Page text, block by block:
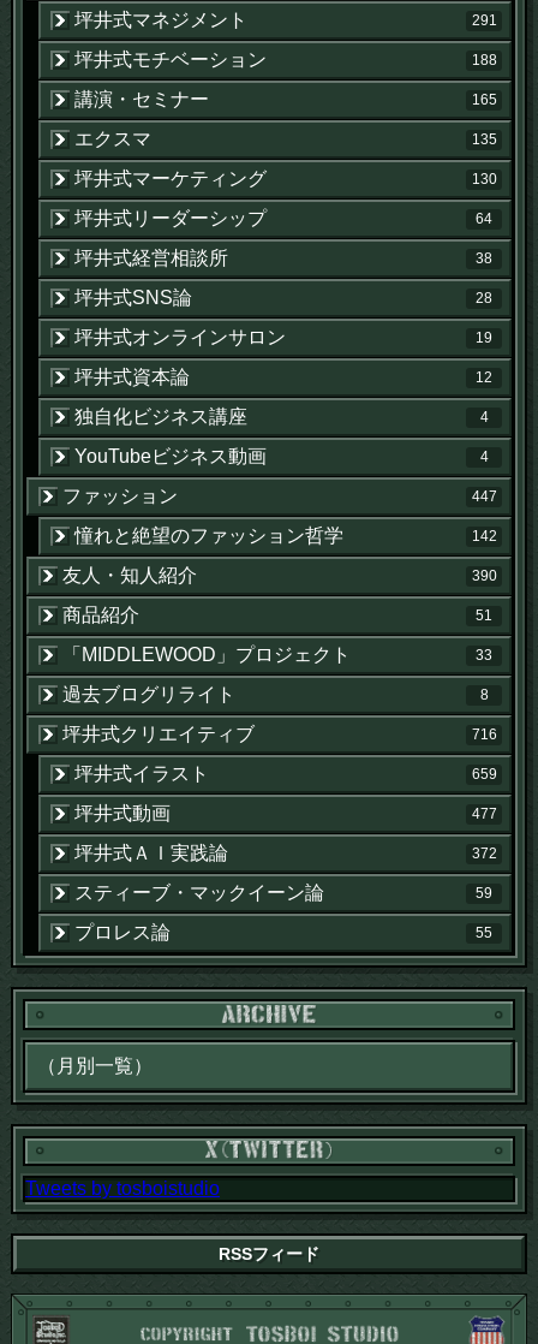
坪井式マネジメント
291
坪井式モチベーション 188
講演・セミナー 165
エクスマ 135
坪井式マーケティング 130
坪井式リーダーシップ 64
坪井式経営相談所 38
坪井式SNS論 28
坪井式オンラインサロン 19
坪井式資本論 12
独自化ビジネス講座 4
YouTubeビジネス動画 4
ファッション 447
憧れと絶望のファッション哲学 142
友人・知人紹介 390
商品紹介 51
「MIDDLEWOOD」プロジェクト 33
過去ブログリライト 8
坪井式クリエイティブ 716
坪井式イラスト 659
坪井式動画 477
坪井式ＡＩ実践論 372
スティーブ・マックイーン論 59
プロレス論 55
Tweets by tosboistudio
RSSフィード